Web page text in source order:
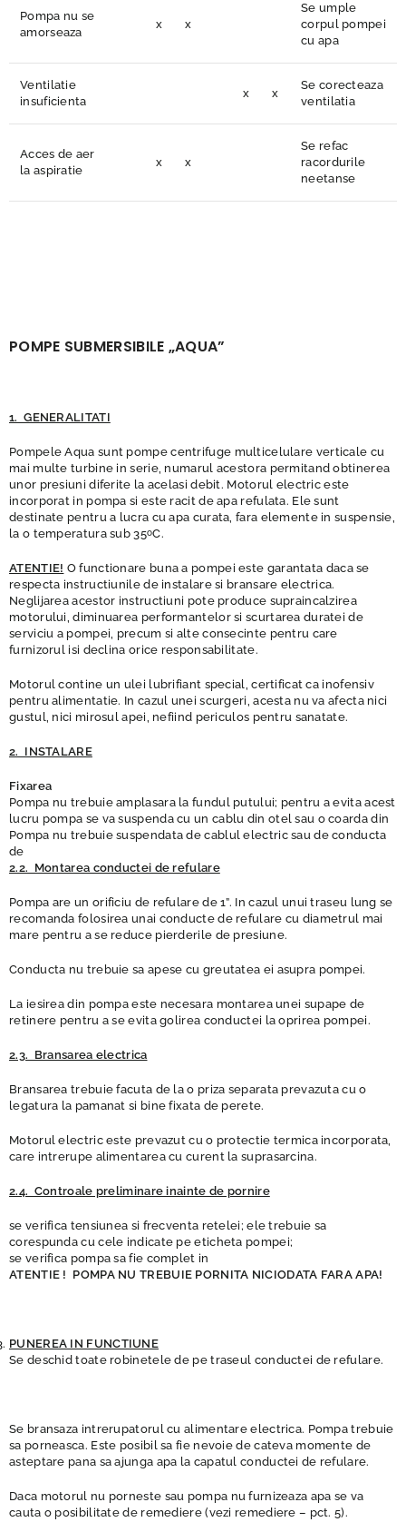
Pompa nu se
amorseaza
x x
Se umple
corpul pompei
cu apa
Ventilatie
insuficienta
x x
Se corecteaza
ventilatia
Acces de aer
la aspiratie
x x
Se refac
racordurile
neetanse
POMPE SUBMERSIBILE „AQUA”
1. GENERALITATI
Pompele Aqua sunt pompe centrifuge multicelulare verticale cu
mai multe turbine in serie, numarul acestora permitand obtinerea
unor presiuni diferite la acelasi debit. Motorul electric este
incorporat in pompa si este racit de apa refulata. Ele sunt
destinate pentru a lucra cu apa curata, fara elemente in suspensie,
la o temperatura sub 35oC.
ATENTIE! O functionare buna a pompei este garantata daca se
respecta instructiunile de instalare si bransare electrica.
Neglijarea acestor instructiuni pote produce supraincalzirea
motorului, diminuarea performantelor si scurtarea duratei de
serviciu a pompei, precum si alte consecinte pentru care
furnizorul isi declina orice responsabilitate.
Motorul contine un ulei lubrifiant special, certificat ca inofensiv
pentru alimentatie. In cazul unei scurgeri, acesta nu va afecta nici
gustul, nici mirosul apei, nefiind periculos pentru sanatate.
2. INSTALARE
Fixarea
Pompa nu trebuie amplasara la fundul putului; pentru a evita acest
lucru pompa se va suspenda cu un cablu din otel sau o coarda din
Pompa nu trebuie suspendata de cablul electric sau de conducta
de
2.2. Montarea conductei de refulare
Pompa are un orificiu de refulare de 1”. In cazul unui traseu lung se
recomanda folosirea unai conducte de refulare cu diametrul mai
mare pentru a se reduce pierderile de presiune.
Conducta nu trebuie sa apese cu greutatea ei asupra pompei.
La iesirea din pompa este necesara montarea unei supape de
retinere pentru a se evita golirea conductei la oprirea pompei.
2.3. Bransarea electrica
Bransarea trebuie facuta de la o priza separata prevazuta cu o
legatura la pamanat si bine fixata de perete.
Motorul electric este prevazut cu o protectie termica incorporata,
care intrerupe alimentarea cu curent la suprasarcina.
2.4. Controale preliminare inainte de pornire
se verifica tensiunea si frecventa retelei; ele trebuie sa
corespunda cu cele indicate pe eticheta pompei;
se verifica pompa sa fie complet in
ATENTIE ! POMPA NU TREBUIE PORNITA NICIODATA FARA APA!
PUNEREA IN FUNCTIUNE
Se deschid toate robinetele de pe traseul conductei de refulare.
Se bransaza intrerupatorul cu alimentare electrica. Pompa trebuie
sa porneasca. Este posibil sa fie nevoie de cateva momente de
asteptare pana sa ajunga apa la capatul conductei de refulare.
Daca motorul nu porneste sau pompa nu furnizeaza apa se va
cauta o posibilitate de remediere (vezi remediere – pct. 5).